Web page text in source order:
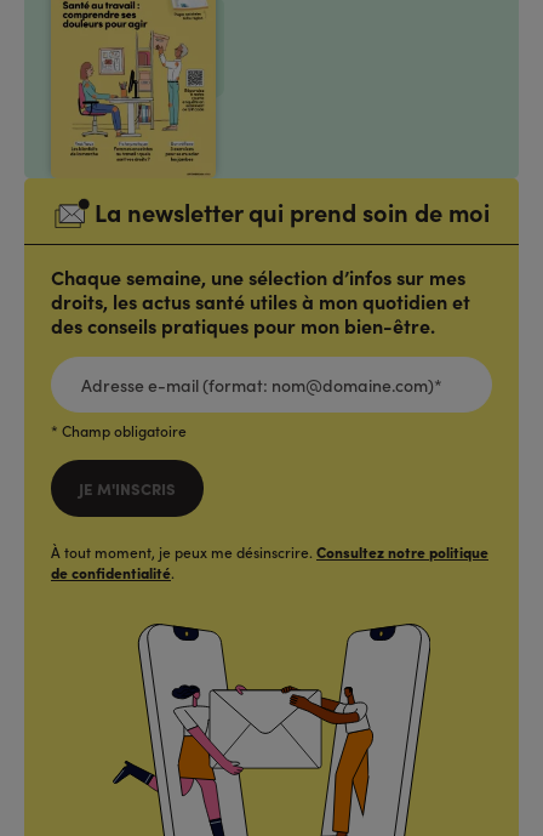
La newsletter qui prend soin de moi
Chaque semaine, une sélection d’infos sur mes
droits, les actus santé utiles à mon quotidien et
des conseils pratiques pour mon bien-être.
ADRESSE
E-
MAIL
(FORMAT:
NOM@DOMAINE.COM)*
* Champ obligatoire
JE M'INSCRIS
À tout moment, je peux me désinscrire. Consultez notre politique
de confidentialité.